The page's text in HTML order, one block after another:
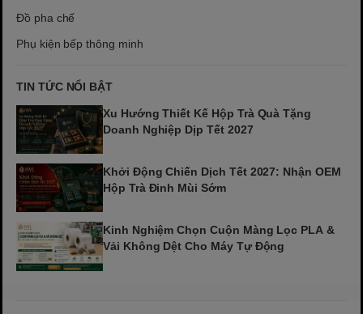
Đồ pha chế
Phụ kiện bếp thông minh
TIN TỨC NỔI BẬT
Xu Hướng Thiết Kế Hộp Trà Quà Tặng
Doanh Nghiệp Dịp Tết 2027
Khởi Động Chiến Dịch Tết 2027: Nhận OEM
Hộp Trà Đinh Mùi Sớm
Kinh Nghiệm Chọn Cuộn Màng Lọc PLA &
Vải Không Dệt Cho Máy Tự Động